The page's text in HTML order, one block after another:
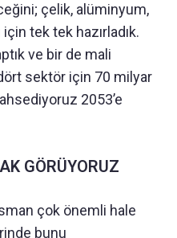
çelik, alüminyum,
tek tek hazırladık.
ve bir de mali
sektör için 70 milyar
2053’e
GÖRÜYORUZ
çok önemli hale
bunu